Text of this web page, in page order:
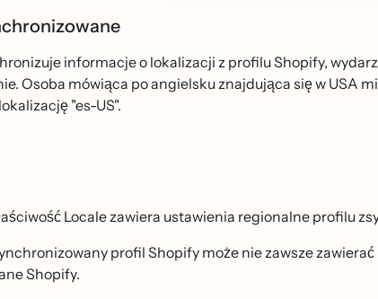
informacje o lokalizacji z profilu Shopify,
Osoba mówiąca po angielsku znajdująca się w USA
"es-US".
Locale zawiera ustawienia regionalne profilu
profil Shopify może nie zawsze
Shopify.